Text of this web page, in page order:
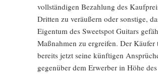
vollständigen Bezahlung des
Dritten zu veräußern oder sonstige,
Eigentum des Sweetspot Guitars
Maßnahmen zu ergreifen. Der Käufer
bereits jetzt seine künftigen
gegenüber dem Erwerber in Höhe